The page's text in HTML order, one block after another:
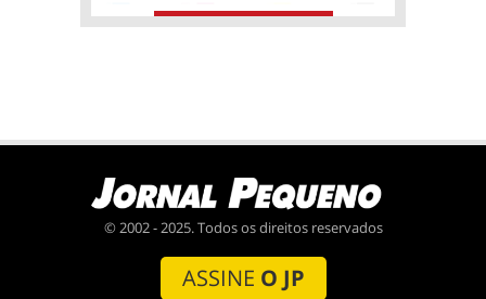
© 2002 - 2025. Todos os direitos reservados
ASSINE O JP